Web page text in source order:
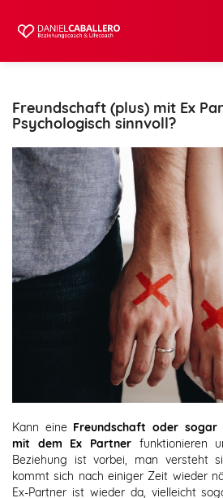
Freundschaft (plus) mit Ex
Psychologisch sinnvoll?
Kann eine Freundschaft oder sogar
mit dem Ex Partner funktionieren
Beziehung ist vorbei, man versteht
kommt sich nach einiger Zeit wieder
Ex-Partner ist wieder da, vielleicht